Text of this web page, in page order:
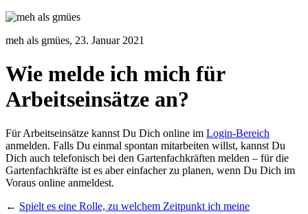
meh als gmües, 23. Januar 2021
Wie melde ich mich für
Arbeitseinsätze an?
Für Arbeitseinsätze kannst Du Dich online im Login-Bereich
anmelden. Falls Du einmal spontan mitarbeiten willst, kannst Du
Dich auch telefonisch bei den Gartenfachkräften melden – für die
Gartenfachkräfte ist es aber einfacher zu planen, wenn Du Dich im
Voraus online anmeldest.
← Spielt es eine Rolle, zu welchem Zeitpunkt ich meine